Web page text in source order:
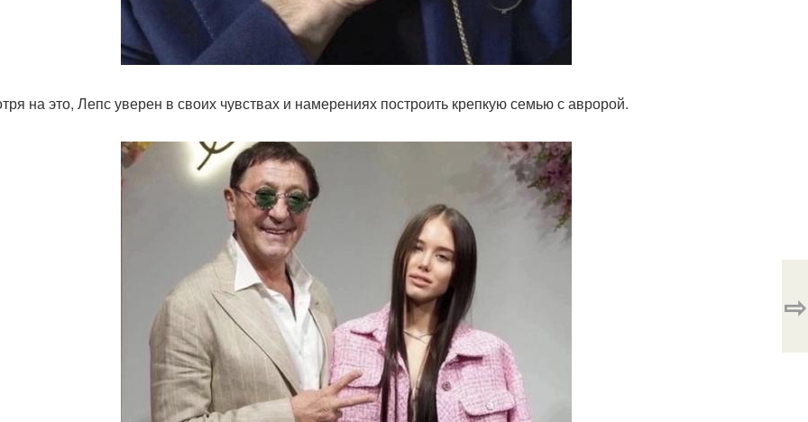
на это, Лепс уверен в своих чувствах и намерениях построить крепкую семью с авророй.
⇨